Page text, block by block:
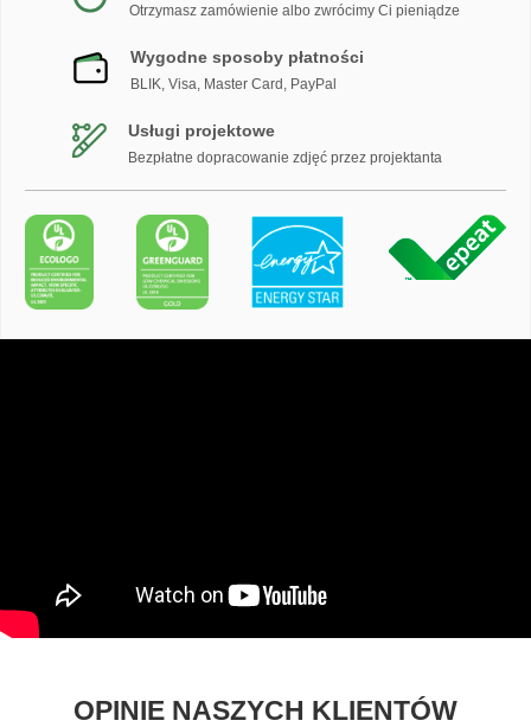
Otrzymasz zamówienie albo zwrócimy Ci pieniądze
Wygodne sposoby płatności
BLIK, Visa, Master Card, PayPal
Usługi projektowe
Bezpłatne dopracowanie zdjęć przez projektanta
OPINIE NASZYCH KLIENTÓWO